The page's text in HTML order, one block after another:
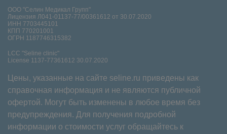
ООО "Селин Медикал Групп"
Лицензия Л041-01137-77/00361612 от 30.07.2020
ИНН 7703445101
КПП 770201001
ОГРН 1187746315382
LCC "Seline clinic"
License 1137-77361612 30.07.2020
Цены, указанные на сайте seline.ru приведены как
справочная информация и не являются публичной
офертой. Могут быть изменены в любое время без
предупреждения. Для получения подробной
информации о стоимости услуг обращайтесь к